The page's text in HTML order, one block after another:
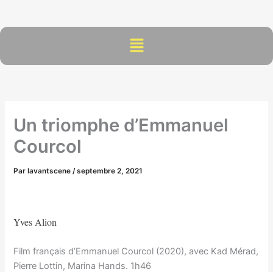
contenu
Menu
Un triomphe d’Emmanuel
Courcol
Parlavantscene /septembre 2, 2021
Yves Alion
Film français d’Emmanuel Courcol (2020), avec Kad Mérad,
Pierre Lottin, Marina Hands. 1h46